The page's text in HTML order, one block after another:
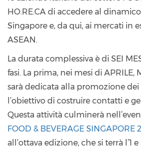
HO.RE.CA di accedere al
Singapore e, da qui, ai mercati in
ASEAN.
La durata complessiva è di SEI
fasi. La prima, nei mesi di APRILE,
sarà dedicata alla promozione
l’obiettivo di costruire contatti e
Questa attività culminerà
FOOD & BEVERAGE SINGAPORE
all’ottava edizione, che si terrà l’1